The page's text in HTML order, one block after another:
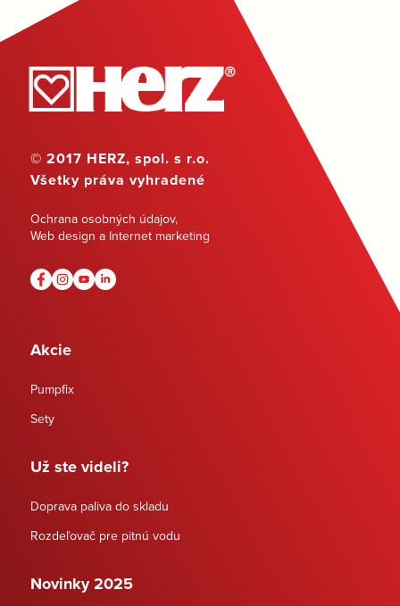
© 2017 HERZ, spol. s r.o.
Všetky práva vyhradené
Ochrana osobných údajov,
Web design a Internet marketing
Akcie
Pumpfix
Sety
Už ste videli?
Doprava paliva do skladu
Rozdeľovač pre pitnú vodu
Novinky 2025